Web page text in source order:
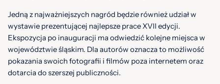
Jedną z najważniejszych nagród będzie również udział w
wystawie prezentującej najlepsze prace XVII edycji.
Ekspozycja po inauguracji ma odwiedzić kolejne miejsca w
województwie śląskim. Dla autorów oznacza to możliwość
pokazania swoich fotografii i filmów poza internetem oraz
dotarcia do szerszej publiczności.